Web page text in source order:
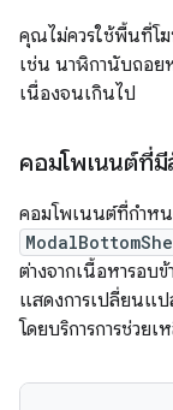
คุณไม่ควรใช้พื้นที่โ
เช่น นาฬิกานับถอย
เนื่องจนเกินไป
คอมโพเนนต์ที่
คอมโพเนนต์ที่กําห
ต่างจากเนื้อหารอบ
แสดงการเปลี่ยนแป
โดยบริการการช่วย